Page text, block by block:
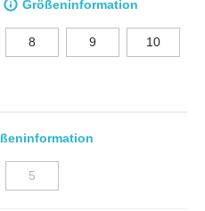
Größeninformation
8 9 10
information
5